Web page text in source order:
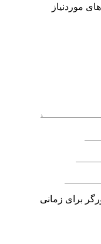
موردنیاز
برای زمانی